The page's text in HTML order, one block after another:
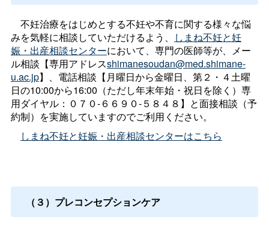
不妊治療をはじめとする不妊や不育に関する様々な悩
みを気軽に相談していただけるよう、
しまね不妊と妊
娠・出産相談センターにおいて、専門の医師等が、メー
ル相談【専用アドレスshimanesoudan@med.shimane-
u.ac.jp】、電話相談【月曜日から金曜日、第２・４土曜
日の10:00から16:00（ただし年末年始・祝日を除く）専
用ダイヤル：０７０-６６９０-５８４８】と面接相談（予
約制）を実施していますのでご利用ください。
しまね不妊と妊娠・出産相談センターはこちら
（３）プレコンセプションケア